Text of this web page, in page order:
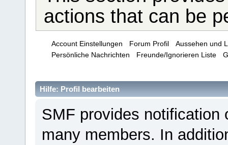
actions that can be
Account Einstellungen Forum Profil
Aussehen und
Persönliche Nachrichten
Freunde/Ignorieren Liste
Hilfe: Profil bearbeiten
SMF provides notification
many members. In